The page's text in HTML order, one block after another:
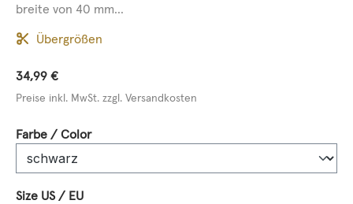
breite von 40 mm...
Übergrößen
34,99 €
Preise inkl. MwSt. zzgl. Versandkosten
Farbe / Colorauswählen
Size US / EUauswählen